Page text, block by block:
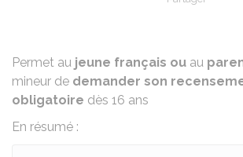
Permet au jeune français ou au
mineur de demander son
obligatoire dès 16 ans
En résumé :